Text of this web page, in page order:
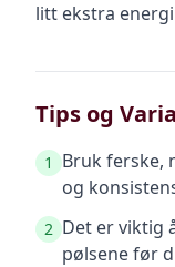
litt ekstra
Tips og
1
Bruk ferske,
og
2 Det er viktig
pølsene før